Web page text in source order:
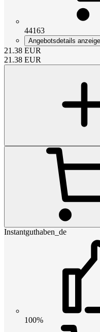
44163
Angebotsdetails
21.38 EUR
21.38 EUR
Instantguthaben_de
100%